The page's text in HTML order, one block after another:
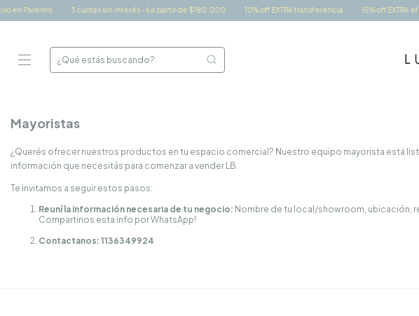
en Palermo 3 cuotas sin interés - 6 a partir de $180.000 10% off EXTRA transferencia 15% off EXTRA
Mayoristas
¿Querés ofrecer nuestros productos en tu espacio comercial? Nuestro equipo mayorista está
información que necesitás para comenzar a vender LB.
Te invitamos a seguir estos pasos:
Reuní la información necesaria de tu negocio: Nombre de tu local/showroom, ubicación,
Compartinos esta info por WhatsApp!
Contactanos: 1136349924